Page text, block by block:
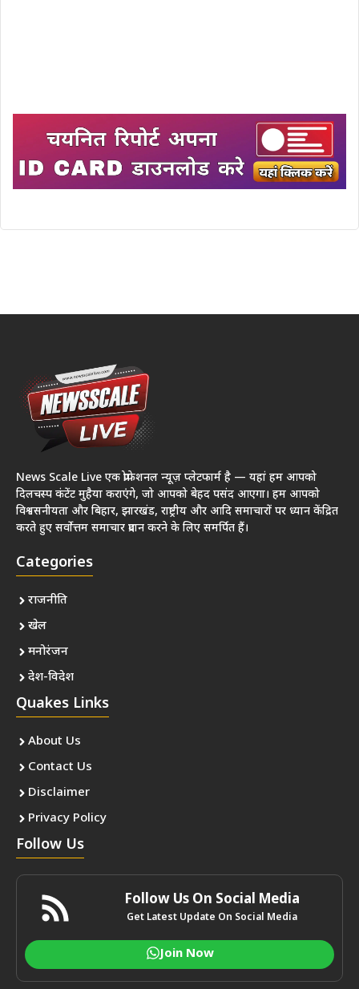
News Scale Live एक प्रोफेशनल न्यूज़ प्लेटफार्म है — यहां हम आपको
दिलचस्प कंटेंट मुहैया कराएंगे, जो आपको बेहद पसंद आएगा। हम आपको
विश्वसनीयता और बिहार, झारखंड, राष्ट्रीय और आदि समाचारों पर ध्यान केंद्रित
करते हुए सर्वोत्तम समाचार प्रदान करने के लिए समर्पित हैं।
Categories
राजनीति
खेल
मनोरंजन
देश-विदेश
Quakes Links
About Us
Contact Us
Disclaimer
Privacy Policy
Follow Us
Follow Us On Social Media
Get Latest Update On Social Media
Join Now